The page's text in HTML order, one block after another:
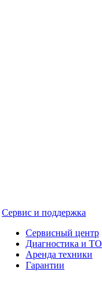
Сервис и поддержка
Сервисный центр
Диагностика и ТО
Аренда техники
Гарантии